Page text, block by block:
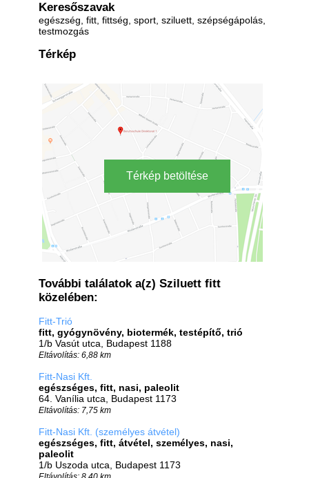
Keresőszavak
egészség, fitt, fittség, sport, sziluett, szépségápolás,
testmozgás
Térkép
Térkép betöltése
További találatok a(z) Sziluett fitt
közelében:
Fitt-Trió
fitt, gyógynövény, biotermék, testépítő, trió
1/b Vasút utca, Budapest 1188
Eltávolítás: 6,88 km
Fitt-Nasi Kft.
egészséges, fitt, nasi, paleolit
64. Vanília utca, Budapest 1173
Eltávolítás: 7,75 km
Fitt-Nasi Kft. (személyes átvétel)
egészséges, fitt, átvétel, személyes, nasi,
paleolit
1/b Uszoda utca, Budapest 1173